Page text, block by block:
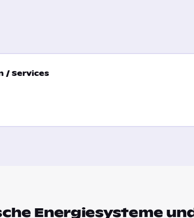
/ Services
Energiesysteme